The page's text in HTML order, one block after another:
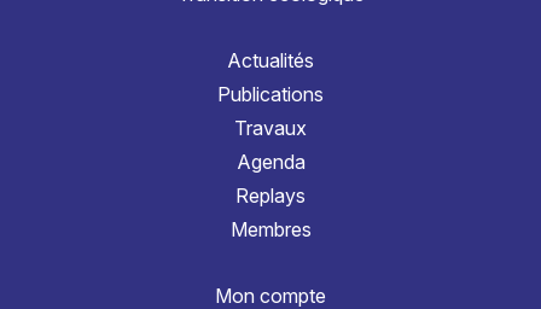
Actualités
Publications
Travaux
Agenda
Replays
Membres
Mon compte